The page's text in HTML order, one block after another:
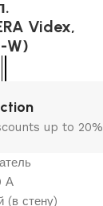
Videx,
W)
up to 20%
А
(в стену)